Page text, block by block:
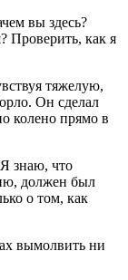
вы здесь?
Проверить, как я
тяжелую,
Он сделал
колено прямо в
знаю, что
должен был
о том, как
вымолвить ни